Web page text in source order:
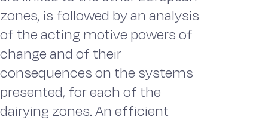
zones, is followed by an analysis
of the acting motive powers of
change and of their
consequences on the systems
presented, for each of the
dairying zones. An efficient